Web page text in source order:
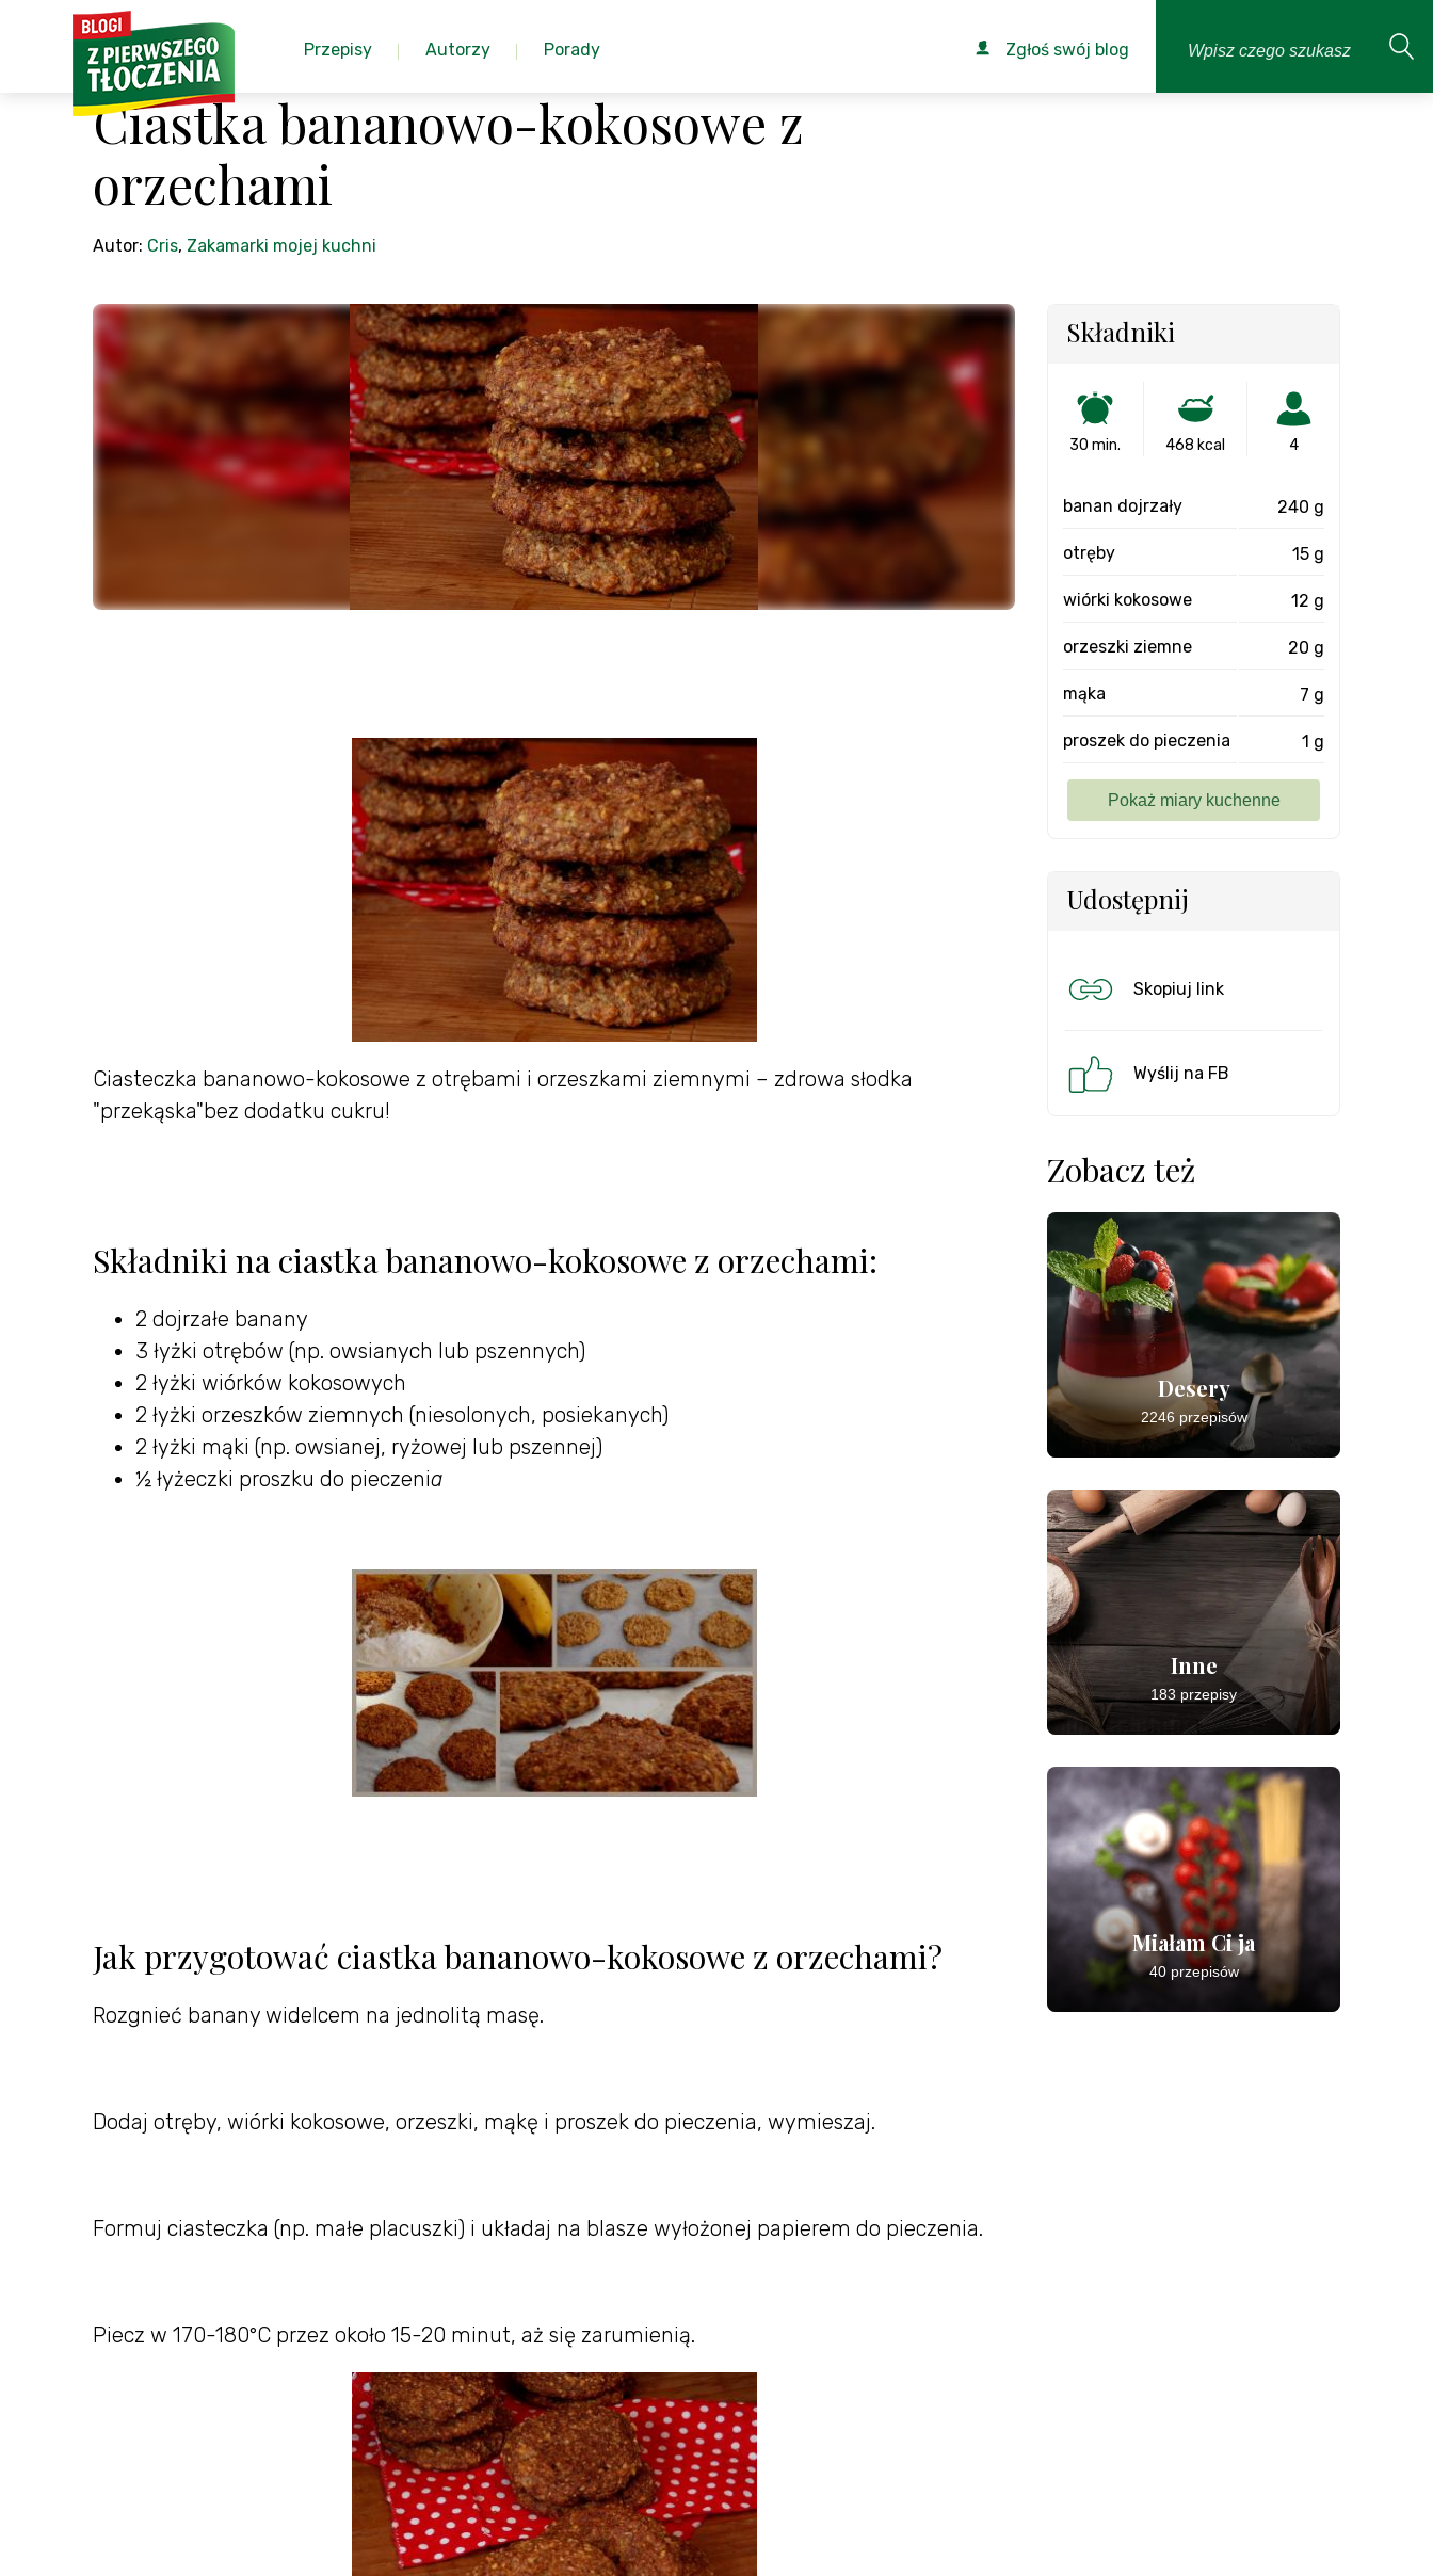
Przepisy Autorzy Porady Zgłoś swój blog
Ciastka bananowo-kokosowe z
orzechami
Autor: Cris, Zakamarki mojej kuchni
Ciasteczka bananowo-kokosowe z otrębami i orzeszkami ziemnymi – zdrowa słodka
"przekąska"bez dodatku cukru!
Składniki na ciastka bananowo-kokosowe z orzechami:
2 dojrzałe banany
3 łyżki otrębów (np. owsianych lub pszennych)
2 łyżki wiórków kokosowych
2 łyżki orzeszków ziemnych (niesolonych, posiekanych)
2 łyżki mąki (np. owsianej, ryżowej lub pszennej)
½ łyżeczki proszku do pieczenia
Jak przygotować ciastka bananowo-kokosowe z orzechami?
Rozgnieć banany widelcem na jednolitą masę.
Dodaj otręby, wiórki kokosowe, orzeszki, mąkę i proszek do pieczenia, wymieszaj.
Formuj ciasteczka (np. małe placuszki) i układaj na blasze wyłożonej papierem do pieczenia.
Piecz w 170-180°C przez około 15-20 minut, aż się zarumienią.
Składniki
30 min. 468 kcal 4
banan dojrzały 240 g
otręby 15 g
wiórki kokosowe 12 g
orzeszki ziemne 20 g
mąka 7 g
proszek do pieczenia 1 g
Udostępnij
Skopiuj link
Wyślij na FB
Zobacz też
Desery
2246 przepisów
Inne
183 przepisy
Miałam Ci ja
40 przepisów